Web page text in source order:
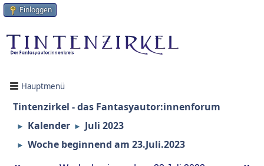
Einloggen
Hauptmenü
Tintenzirkel - das Fantasyautor:innenforum
► Kalender ► Juli 2023
► Woche beginnend am 23.Juli.2023